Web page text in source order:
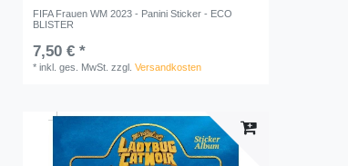
FIFA Frauen WM 2023 - Panini Sticker - ECO
BLISTER
7,50 € *
*inkl. ges. MwSt. zzgl.Versandkosten